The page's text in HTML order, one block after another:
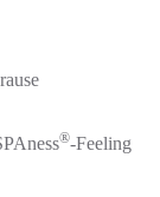
®-Feeling